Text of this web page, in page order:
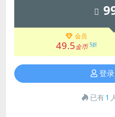
会员
49.5金币 5折
登
已有1